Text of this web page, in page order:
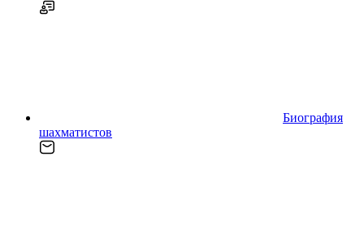
Биография
шахматистов